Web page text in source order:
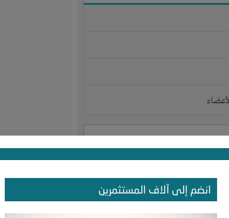
انضم إلى آلاف المستثمرين